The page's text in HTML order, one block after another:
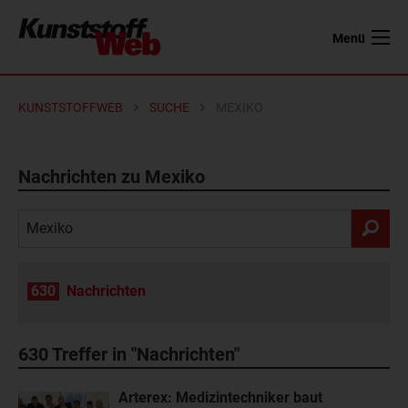
Menü
KUNSTSTOFFWEB SUCHE
Nachrichten zu Mexiko
630 Nachrichten
630 Treffer in "Nachrichten"
Arterex: Medizintechniker baut